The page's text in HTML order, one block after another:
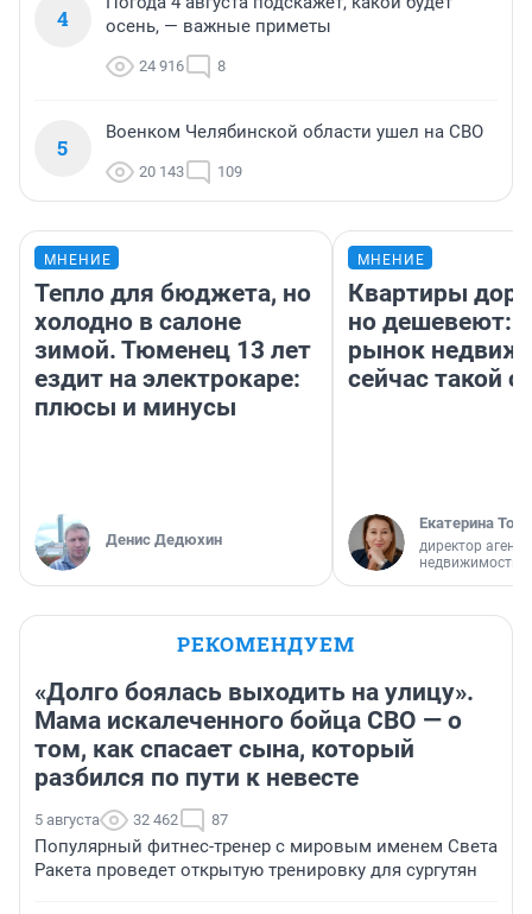
4
осень, — важные приметы
24 916 8
5
Военком Челябинской области ушел на СВО
20 143 109
МНЕНИЕ
Тепло для бюджета, но
холодно в салоне
зимой. Тюменец 13 лет
ездит на электрокаре:
плюсы и минусы
Денис Дедюхин
МНЕНИЕ
Квартиры
но дешевеют:
рынок
сейчас такой
Екатерина
директор
недвижимости
РЕКОМЕНДУЕМ
«Долго боялась выходить на улицу».
Мама искалеченного бойца СВО — о
том, как спасает сына, который
разбился по пути к невесте
5 августа 32 462 87
Популярный фитнес-тренер с мировым именем Света
Ракета проведет открытую тренировку для сургутян